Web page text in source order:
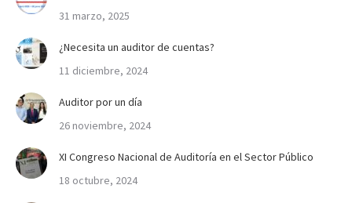
31 marzo, 2025
¿Necesita un auditor de cuentas?
11 diciembre, 2024
Auditor por un día
26 noviembre, 2024
XI Congreso Nacional de Auditoría en el Sector Público
18 octubre, 2024